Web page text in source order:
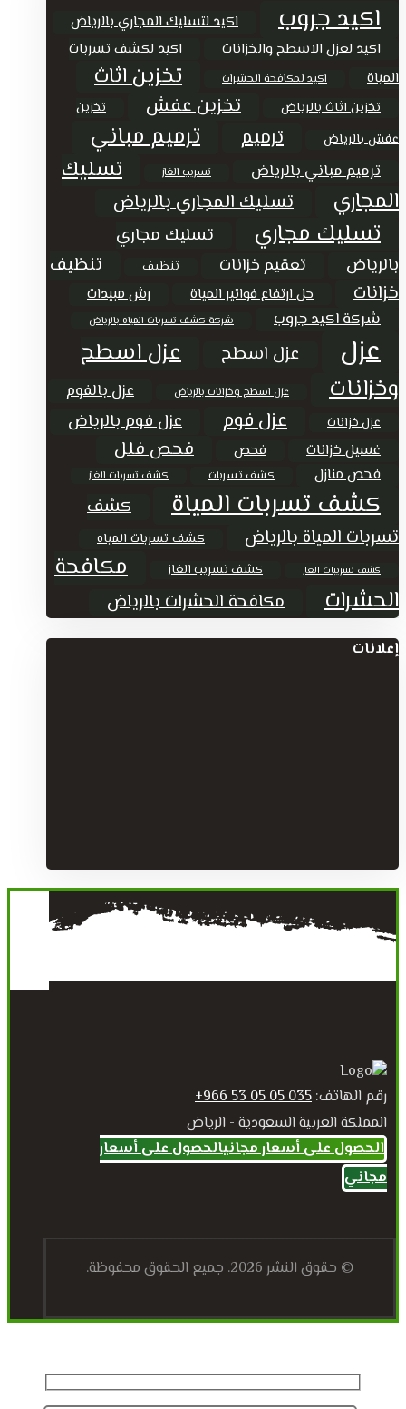
اكيد جروب اكيد لتسليك المجاري بالرياض
اكيد لعزل الاسطح والخزانات
اكيد لكشف تسربات
المياة
اكيد لمكافحة الحشرات تخزين اثاث
تخزين اثاث بالرياض تخزين عفش
تخزين
عفش بالرياض
ترميم ترميم مباني
ترميم مباني بالرياض تسريب الغاز
تسليك
المجاري
تسليك المجاري بالرياض
تسليك مجاري
تسليك مجاري
بالرياض
تعقيم خزانات تنظيف
تنظيف
خزانات
حل ارتفاع فواتير المياة رش مبيدات
شركة اكيد جروب شركة كشف تسربات المياه بالرياض
عزل عزل اسطح
عزل اسطح
وخزانات
عزل اسطح وخزانات بالرياض عزل بالفوم
عزل خزانات عزل فوم عزل فوم بالرياض
غسيل خزانات فحص فحص فلل
فحص منازل كشف تسربات كشف تسربات الغاز
كشف تسربات المياة
كشف
تسربات المياة بالرياض
كشف تسربات المياه
كشف تسريبات الغاز كشف تسريب الغاز
مكافحة
الحشرات
مكافحة الحشرات بالرياض
إعلانات
رقم الهاتف: 035 05 05 53 966+
المملكة العربية السعودية - الرياض
الحصول على أسعار مجانيالحصول على أسعار
مجاني
© حقوق النشر 2026. جميع الحقوق محفوظة.